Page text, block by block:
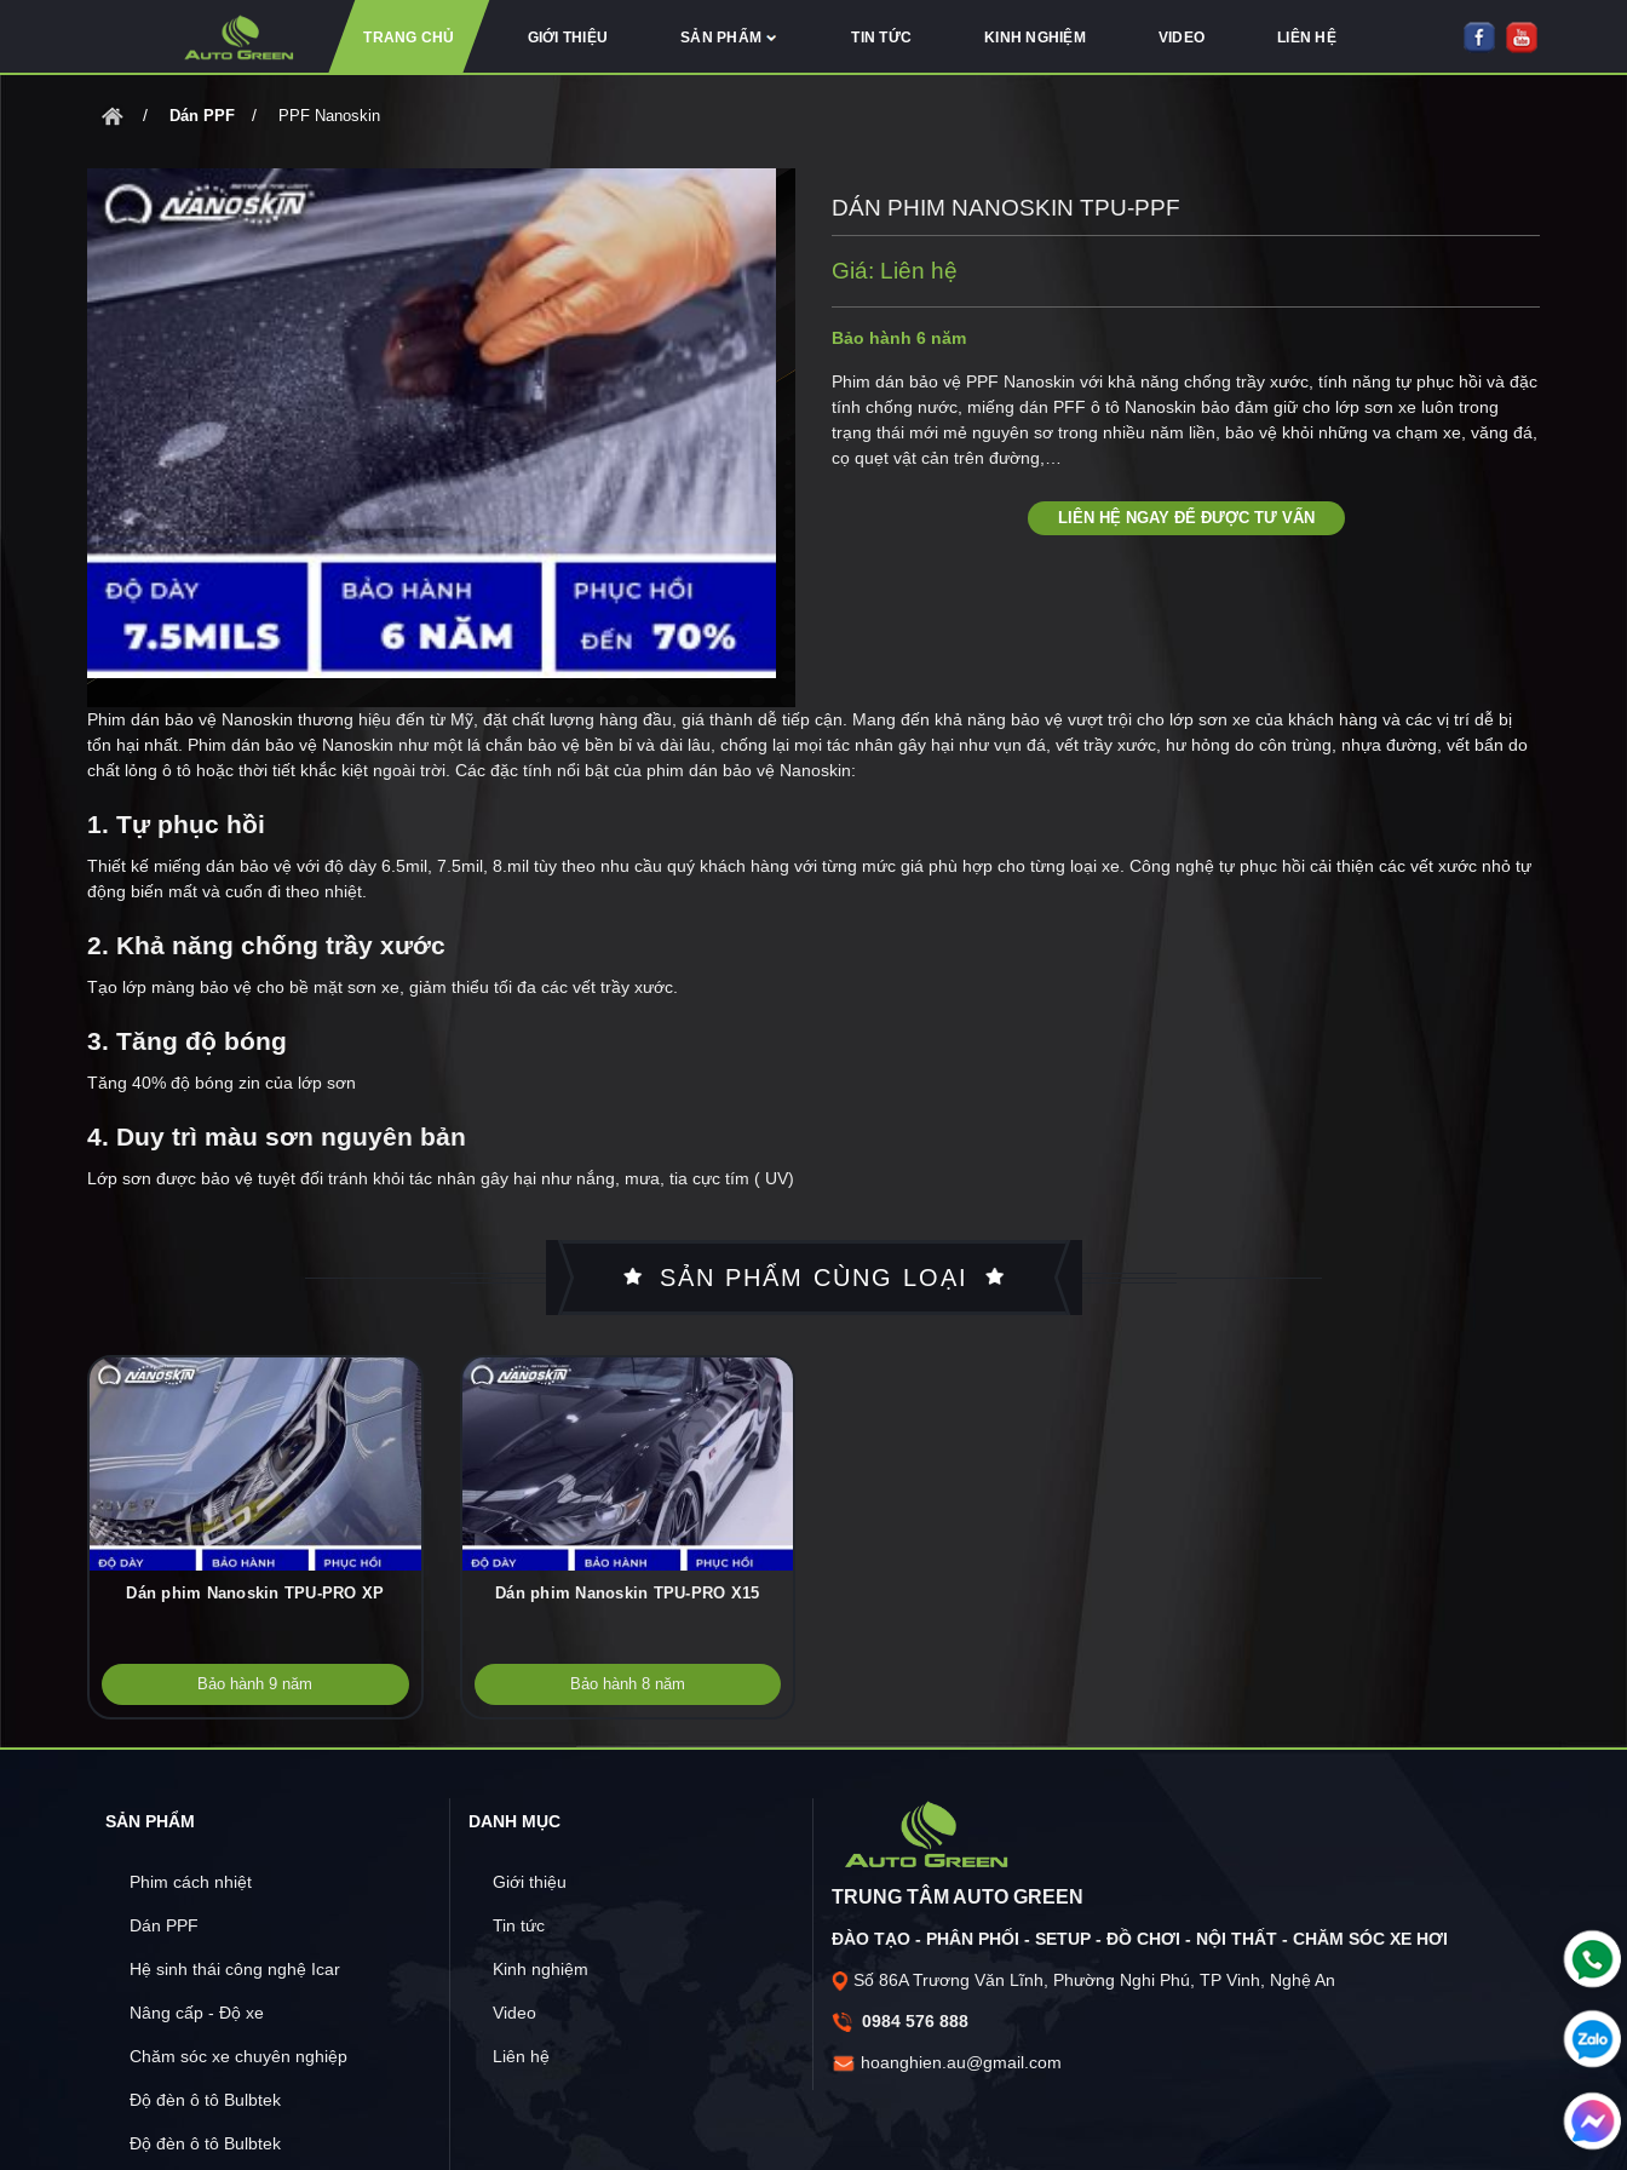
TRANG CHỦ GIỚI THIỆU SẢN PHẨM TIN TỨC KINH NGHIỆM VIDEO LIÊN HỆ
Dán PPF PPF Nanoskin
DÁN PHIM NANOSKIN TPU-PPF
Giá: Liên hệ
Bảo hành 6 năm
Phim dán bảo vệ PPF Nanoskin với khả năng chống trầy xước, tính năng tự phục hồi và đặc
tính chống nước, miếng dán PFF ô tô Nanoskin bảo đảm giữ cho lớp sơn xe luôn trong
trạng thái mới mẻ nguyên sơ trong nhiều năm liền, bảo vệ khỏi những va chạm xe, văng đá,
cọ quẹt vật cản trên đường,…
LIÊN HỆ NGAY ĐỂ ĐƯỢC TƯ VẤN
Phim dán bảo vệ Nanoskin thương hiệu đến từ Mỹ, đặt chất lượng hàng đầu, giá thành dễ tiếp cận. Mang đến khả năng bảo vệ vượt trội cho lớp sơn xe của khách hàng và các vị trí dễ bị
tổn hại nhất. Phim dán bảo vệ Nanoskin như một lá chắn bảo vệ bền bỉ và dài lâu, chống lại mọi tác nhân gây hại như vụn đá, vết trầy xước, hư hỏng do côn trùng, nhựa đường, vết bẩn do
chất lỏng ô tô hoặc thời tiết khắc kiệt ngoài trời. Các đặc tính nổi bật của phim dán bảo vệ Nanoskin:
1. Tự phục hồi
Thiết kế miếng dán bảo vệ với độ dày 6.5mil, 7.5mil, 8.mil tùy theo nhu cầu quý khách hàng với từng mức giá phù hợp cho từng loại xe. Công nghệ tự phục hồi cải thiện các vết xước nhỏ tự
động biến mất và cuốn đi theo nhiệt.
2. Khả năng chống trầy xước
Tạo lớp màng bảo vệ cho bề mặt sơn xe, giảm thiểu tối đa các vết trầy xước.
3. Tăng độ bóng
Tăng 40% độ bóng zin của lớp sơn
4. Duy trì màu sơn nguyên bản
Lớp sơn được bảo vệ tuyệt đối tránh khỏi tác nhân gây hại như nắng, mưa, tia cực tím ( UV)
SẢN PHẨM CÙNG LOẠI
Dán phim Nanoskin TPU-PRO XP
Bảo hành 9 năm
Dán phim Nanoskin TPU-PRO X15
Bảo hành 8 năm
SẢN PHẨM
Phim cách nhiệt
Dán PPF
Hệ sinh thái công nghệ Icar
Nâng cấp - Độ xe
Chăm sóc xe chuyên nghiệp
Độ đèn ô tô Bulbtek
Độ đèn ô tô Bulbtek
DANH MỤC
Giới thiệu
Tin tức
Kinh nghiệm
Video
Liên hệ
TRUNG TÂM AUTO GREEN
ĐÀO TẠO - PHÂN PHỐI - SETUP - ĐỒ CHƠI - NỘI THẤT - CHĂM SÓC XE HƠI
Số 86A Trương Văn Lĩnh, Phường Nghi Phú, TP Vinh, Nghệ An
0984 576 888
hoanghien.au@gmail.com